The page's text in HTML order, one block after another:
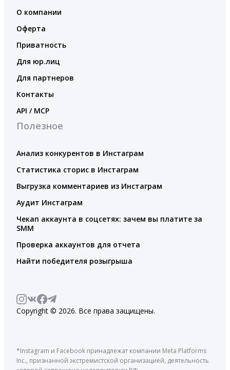
О компании
Оферта
Приватность
Для юр.лиц
Для партнеров
Контакты
API / MCP
Полезное
Анализ конкурентов в Инстаграм
Статистика сторис в Инстаграм
Выгрузка комментариев из Инстаграм
Аудит Инстаграм
Чекап аккаунта в соцсетях: зачем вы платите за
SMM
Проверка аккаунтов для отчета
Найти победителя розыгрыша
Copyright © 2026. Все права защищены.
*Instagram и Facebook принадлежат компании Meta Platforms
Inc., признанной экстремистской организацией, деятельность